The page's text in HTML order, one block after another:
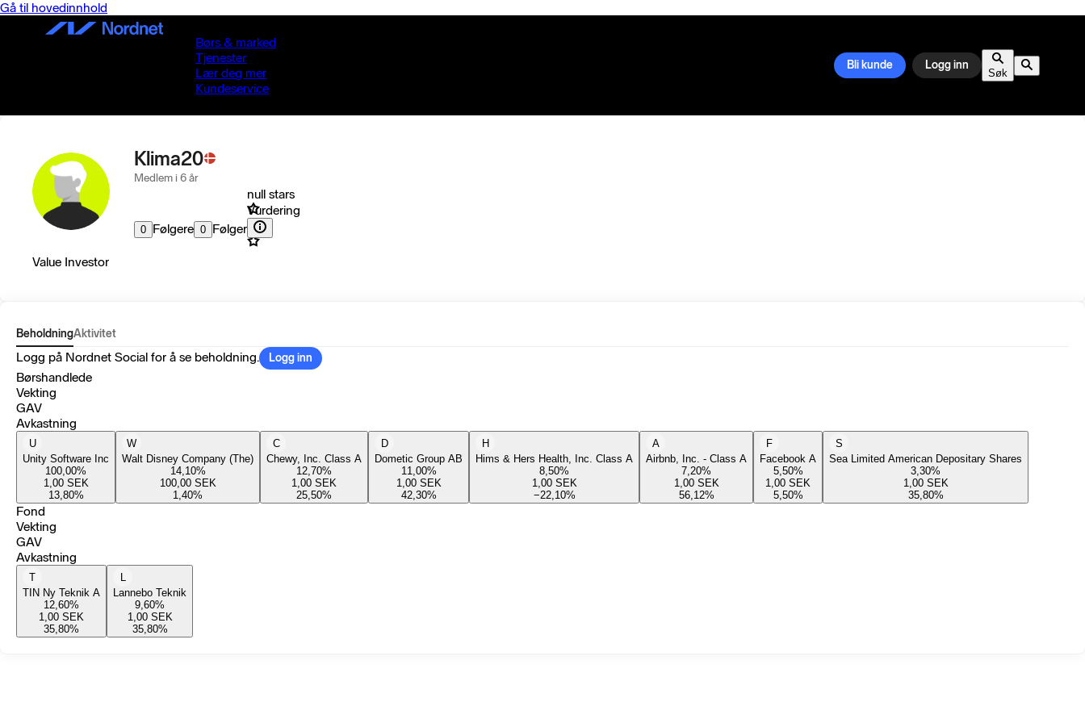
Gå til hovedinnhold
Børs & marked
Tjenester
Lær deg mer
Kundeservice
Bli kunde Logg inn
Søk
Klima20
Medlem i 6 år
0 Følgere 0 Følger
null stars
Vurdering
Value Investor
BeholdningAktivitet
Logg på Nordnet Social for å se beholdning. Logg inn
Børshandlede
Vekting
GAV
Avkastning
U
Unity Software Inc
100,00%
1,00 SEK
13,80%
W
Walt Disney Company (The)
14,10%
100,00 SEK
1,40%
C
Chewy, Inc. Class A
12,70%
1,00 SEK
25,50%
D
Dometic Group AB
11,00%
1,00 SEK
42,30%
H
Hims & Hers Health, Inc. Class A
8,50%
1,00 SEK
−22,10%
A
Airbnb, Inc. - Class A
7,20%
1,00 SEK
56,12%
F
Facebook A
5,50%
1,00 SEK
5,50%
S
Sea Limited American Depositary Shares
3,30%
1,00 SEK
35,80%
Fond
Vekting
GAV
Avkastning
T
TIN Ny Teknik A
12,60%
1,00 SEK
35,80%
L
Lannebo Teknik
9,60%
1,00 SEK
35,80%